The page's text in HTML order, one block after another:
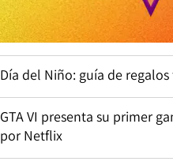
Día del Niño: guía de
GTA VI presenta su primer
por Netflix